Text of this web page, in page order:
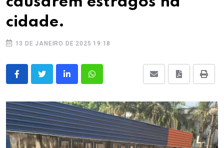
cidade.
13 DE JANEIRO DE 2025 19:18